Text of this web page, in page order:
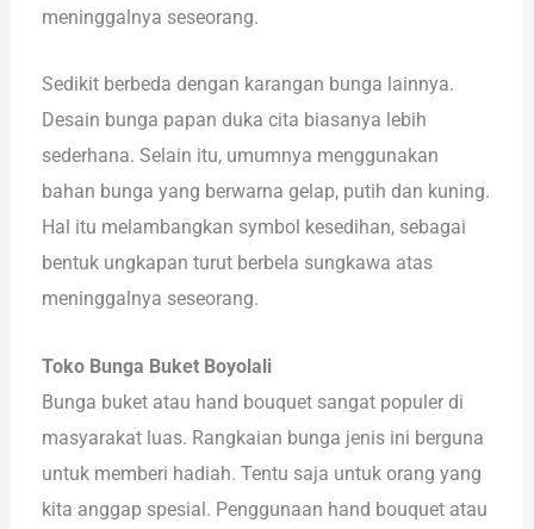
meninggalnya seseorang.
Sedikit berbeda dengan karangan bunga lainnya.
Desain bunga papan duka cita biasanya lebih
sederhana. Selain itu, umumnya menggunakan
bahan bunga yang berwarna gelap, putih dan kuning.
Hal itu melambangkan symbol kesedihan, sebagai
bentuk ungkapan turut berbela sungkawa atas
meninggalnya seseorang.
Toko Bunga Buket Boyolali
Bunga buket atau hand bouquet sangat populer di
masyarakat luas. Rangkaian bunga jenis ini berguna
untuk memberi hadiah. Tentu saja untuk orang yang
kita anggap spesial. Penggunaan hand bouquet atau